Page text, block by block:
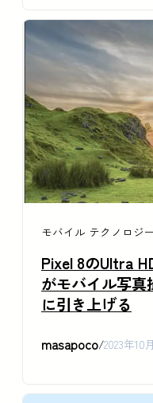
モバイル テクノロジー
Pixel 8のUltra
がモバイル写
に引き上げる
masapoco/2023年10